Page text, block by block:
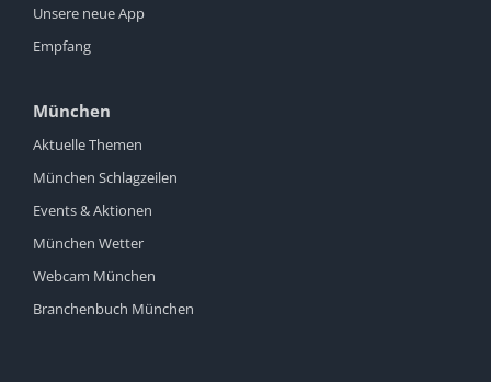
Unsere neue App
Empfang
München
Aktuelle Themen
München Schlagzeilen
Events & Aktionen
München Wetter
Webcam München
Branchenbuch München